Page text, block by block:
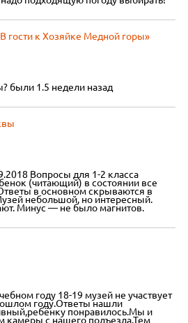
гости к Хозяйке Медной горы»
были 1.5 недели назад
Вопросы для 1-2 класса
(читающий) в состоянии все
в основном скрываются в
небольшой, но интересный.
Минус — не было магнитов.
году 18-19 музей не участвует
году.Ответы нашли
понравилось.Мы и
камеры с нашего подъезда.Тем